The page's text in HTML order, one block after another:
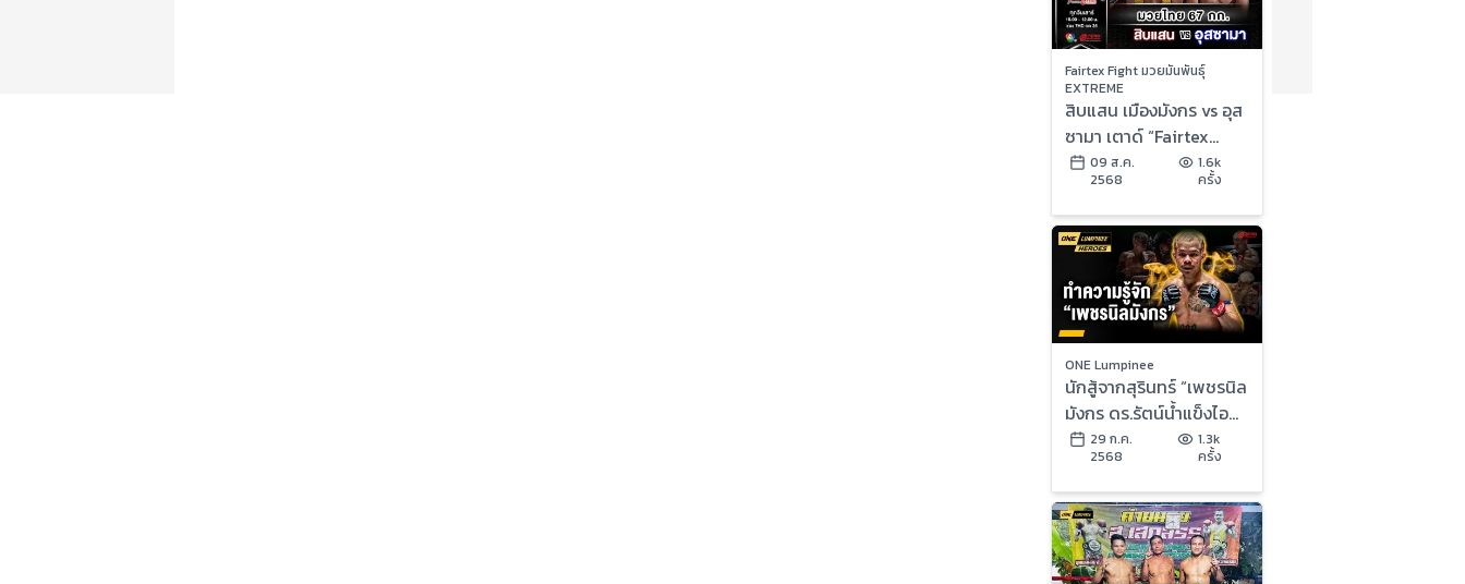
Fairtex Fight มวยมันพันธุ์
EXTREME
สิบแสน เมืองมังกร vs อุส
ซามา เตาด์ “Fairtex
Fight มวยมันพันธุ์
EXTREME” (9 ส.ค.68)
09 ส.ค.
2568
1.6k
ครั้ง
ONE Lumpinee
นักสู้จากสุรินทร์ “เพชรนิล
มังกร ดร.รัตน์น้ำแข็งไอซ์
แลนด์” | ONE ลุมพินี
Heroes | 29 ก.ค. 68 |
Ch7HD
29 ก.ค.
2568
1.3k
ครั้ง